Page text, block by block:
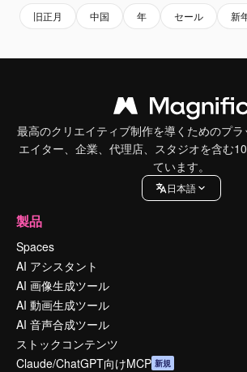
旧正月 中国 年 セール 新
最高のクリエイティブ制作を導くためのプ
エイター、企業、代理店、スタジオを含む
ています。
日本語
製品
Spaces
AI アシスタント
AI 画像生成ツール
AI 動画生成ツール
AI 音声合成ツール
ストックコンテンツ
Claude/ChatGPT向けMCP 新規